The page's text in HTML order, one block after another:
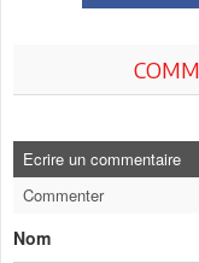
Ecrire un commentaire
Commenter
Nom